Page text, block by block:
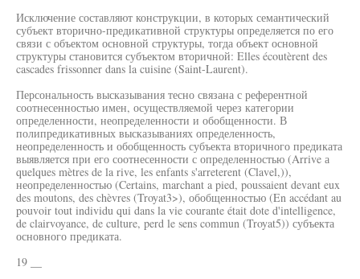
Исключение составляют конструкции, в которых семантический
субъект вторично-предикативной структуры определяется по его
связи с объектом основной структуры, тогда объект основной
структуры становится субъектом вторичной: Elles écoutèrent des
cascades frissonner dans la cuisine (Saint-Laurent).
Персональность высказывания тесно связана с референтной
соотнесенностью имен, осуществляемой через категории
определенности, неопределенности и обобщенности. В
полипредикативных высказываниях определенность,
неопределенность и обобщенность субъекта вторичного предиката
выявляется при его соотнесенности с определенностью (Arrive а
quelques mètres de la rive, les enfants s'arreterent (Clavel,)),
неопределенностью (Certains, marchant a pied, poussaient devant eux
des moutons, des chèvres (Troyat3>), обобщенностью (En accédant au
pouvoir tout individu qui dans la vie courante était dote d'intelligence,
de clairvoyance, de culture, perd le sens commun (Troyat5)) субъекта
основного предиката.
19 __